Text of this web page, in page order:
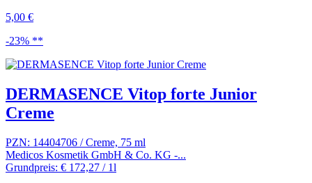
5,00 €
-23% **
DERMASENCE Vitop forte Junior
Creme
PZN: 14404706 / Creme, 75 ml
Medicos Kosmetik GmbH & Co. KG -...
Grundpreis: € 172,27 / 1l